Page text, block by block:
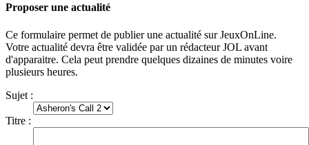
Proposer une actualité
Ce formulaire permet de publier une actualité sur JeuxOnLine.
Votre actualité devra être validée par un rédacteur JOL avant
d'apparaitre. Cela peut prendre quelques dizaines de minutes voire
plusieurs heures.
Sujet :
Titre :